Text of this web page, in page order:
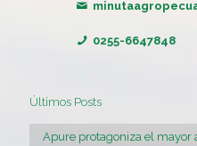
0255-6647848
Últimos Posts
Apure protagoniza el mayor